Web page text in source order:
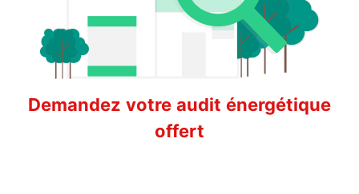
Demandez votre audit énergétique
offert